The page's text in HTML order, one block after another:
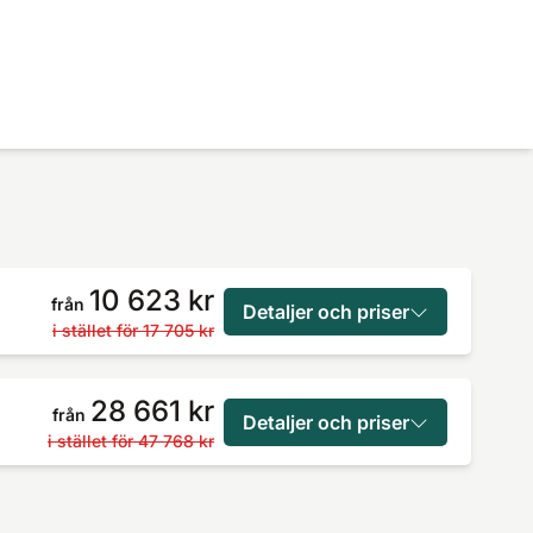
från 10 623 kr
i stället för 17 705 kr
Detaljer och priser
från 28 661 kr
i stället för 47 768 kr
Detaljer och priser